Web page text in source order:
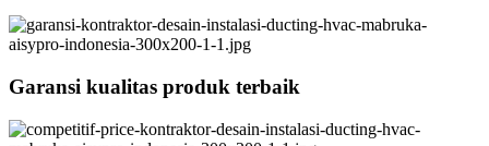
Garansi kualitas produk terbaik